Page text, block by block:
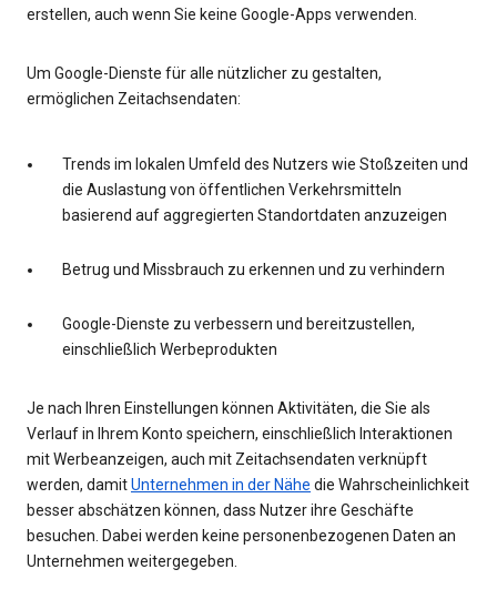
erstellen, auch wenn Sie keine Google-Apps verwenden.
Um Google-Dienste für alle nützlicher zu gestalten,
ermöglichen Zeitachsendaten:
Trends im lokalen Umfeld des Nutzers wie Stoßzeiten und
die Auslastung von öffentlichen Verkehrsmitteln
basierend auf aggregierten Standortdaten anzuzeigen
Betrug und Missbrauch zu erkennen und zu verhindern
Google-Dienste zu verbessern und bereitzustellen,
einschließlich Werbeprodukten
Je nach Ihren Einstellungen können Aktivitäten, die Sie als
Verlauf in Ihrem Konto speichern, einschließlich Interaktionen
mit Werbeanzeigen, auch mit Zeitachsendaten verknüpft
werden, damitUnternehmen in der Nähe die Wahrscheinlichkeit
besser abschätzen können, dass Nutzer ihre Geschäfte
besuchen. Dabei werden keine personenbezogenen Daten an
Unternehmen weitergegeben.